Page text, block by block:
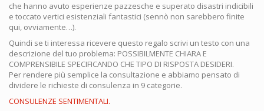
che hanno avuto esperienze pazzesche e superato disastri indicibili
e toccato vertici esistenziali fantastici (sennò non sarebbero finite
qui, ovviamente…).
Quindi se ti interessa ricevere questo regalo scrivi un testo con una
descrizione del tuo problema: POSSIBILMENTE CHIARA E
COMPRENSIBILE SPECIFICANDO CHE TIPO DI RISPOSTA DESIDERI.
Per rendere più semplice la consultazione e abbiamo pensato di
dividere le richieste di consulenza in 9 categorie.
CONSULENZE SENTIMENTALI.